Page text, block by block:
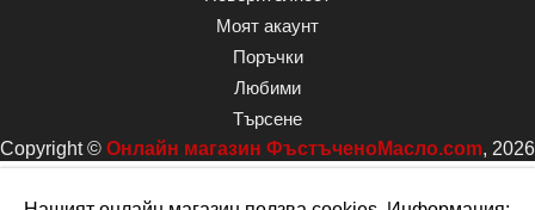
Моят акаунт
Поръчки
Любими
Търсене
Copyright © Онлайн магазин ФъстъченоМасло.com, 2026